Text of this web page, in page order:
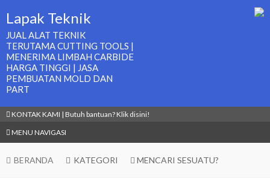
Lapak Teknik
JUAL ALAT TEKNIK
TERUTAMA CUTTING TOOLS |
MENERIMA LIMBAH CARBIDE
HARGA TINGGI | JASA
PEMBUATAN MOLD DAN
PART
KONTAK KAMI | Butuh bantuan? Klik disini!
MENU NAVIGASI
BERANDA KATEGORI MENCARI SESUATU?